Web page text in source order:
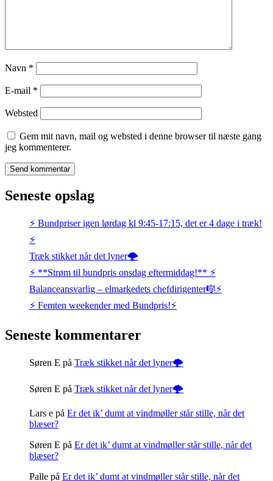
Navn *
E-mail *
Websted
Gem mit navn, mail og websted i denne browser til næste gang
jeg kommenterer.
Seneste opslag
⚡️ Bundpriser igen lørdag kl 9:45-17:15, det er 4 dage i træk!
⚡️
Træk stikket når det lyner🌩️
⚡️ **Strøm til bundpris onsdag eftermiddag!** ⚡️
Balanceansvarlig – elmarkedets chefdirigenter🎼⚡
⚡️ Femten weekender med Bundpris!⚡️
Seneste kommentarer
Søren E på Træk stikket når det lyner🌩️
Søren E på Træk stikket når det lyner🌩️
Lars e på Er det ik’ dumt at vindmøller står stille, når det
blæser?
Søren E på Er det ik’ dumt at vindmøller står stille, når det
blæser?
Palle på Er det ik’ dumt at vindmøller står stille, når det